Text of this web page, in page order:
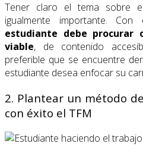
Tener claro el tema sobre
igualmente importante.
estudiante debe procurar
viable, de contenido
preferible que se encuentre
estudiante desea enfocar su
2. Plantear un método
con éxito el TFM